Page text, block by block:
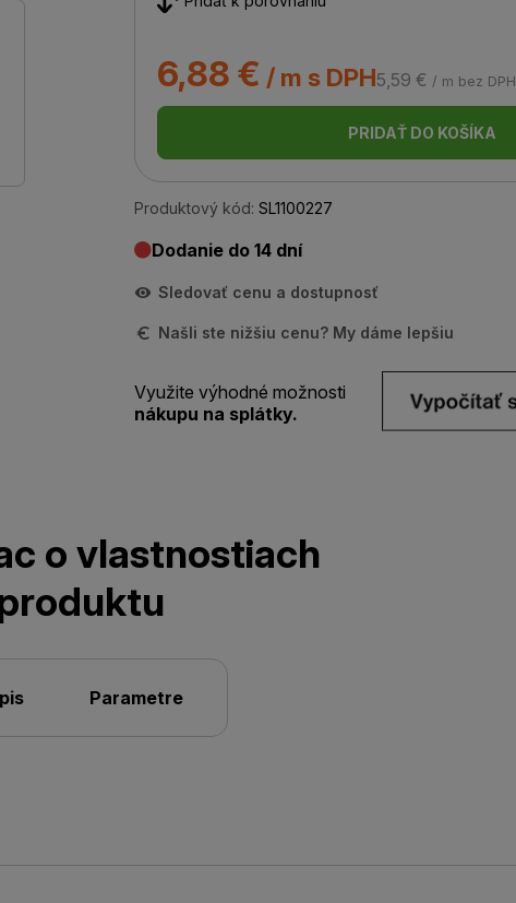
6,88 € / m s DPH5,59 € / m bez DPH
PRIDAŤ DO KOŠÍKA
Produktový kód: SL1100227
Dodanie do 14 dní
Sledovať cenu a dostupnosť
Našli ste nižšiu cenu? My dáme lepšiu
Využite výhodné možnosti
nákupu na splátky.
o vlastnostiach
Parametre